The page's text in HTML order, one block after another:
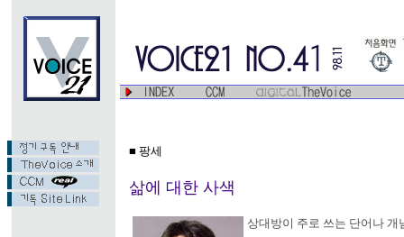
■ 팡세
삶에 대한 사색
상대방이 주로 쓰는 단어나 개